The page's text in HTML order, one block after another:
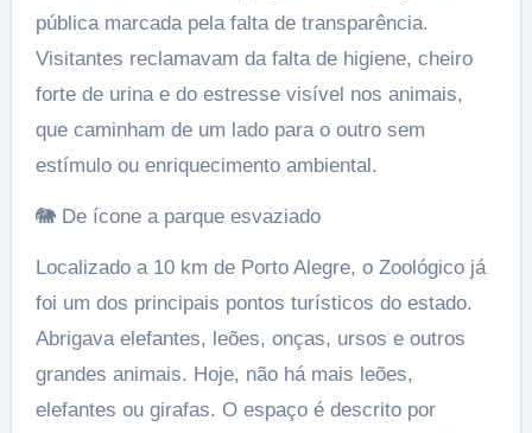
pública marcada pela falta de transparência.
Visitantes reclamavam da falta de higiene, cheiro
forte de urina e do estresse visível nos animais,
que caminham de um lado para o outro sem
estímulo ou enriquecimento ambiental.
🐘 De ícone a parque esvaziado
Localizado a 10 km de Porto Alegre, o Zoológico já
foi um dos principais pontos turísticos do estado.
Abrigava elefantes, leões, onças, ursos e outros
grandes animais. Hoje, não há mais leões,
elefantes ou girafas. O espaço é descrito por